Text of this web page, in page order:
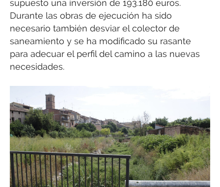
supuesto una inversión de 193.180 euros.
Durante las obras de ejecución ha sido
necesario también desviar el colector de
saneamiento y se ha modificado su rasante
para adecuar el perfil del camino a las nuevas
necesidades.